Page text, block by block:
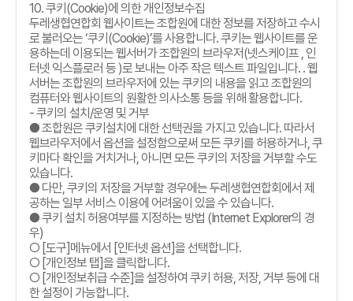
10.쿠키 (Cookie)에 의한 개인정보수집
두레생협연합회 웹사이트는 조합원에 대한 정보를 저장하고 수시
로 불러오는‘쿠키 (Cookie)’를 사용합니다.쿠키는 웹사이트를 운
용하는데 이용되는 웹서버가 조합원의 브라우저(넷스케이프 , 인
터넷 익스플로러 등 )로 보내는 아주 작은 텍스트 파일입니다. .웹
서버는 조합원의 브라우저에 있는 쿠키의 내용을 읽고 조합원의
컴퓨터와 웹사이트의 원활한 의사소통 등을 위해 활용합니다.
-쿠키의 설치 /운영 및 거부
● 조합원은 쿠키설치에 대한 선택권을 가지고 있습니다. 따라서
웹브라우저에서 옵션을 설정함으로써 모든 쿠키를 허용하거나,쿠
키마다 확인을 거치거나, 아니면 모든 쿠키의 저장을 거부할 수도
있습니다.
● 다만,쿠키의 저장을 거부할 경우에는 두레생협연합회에서 제
공하는 일부 서비스 이용에 어려움이 있을 수 있습니다.
● 쿠키 설치 허용여부를 지정하는 방법 (Internet Explorer의 경
우)
○ [도구]메뉴에서 [인터넷 옵션]을 선택합니다.
○ [개인정보 탭]을 클릭합니다.
○ [개인정보취급 수준]을 설정하여 쿠키 허용,저장,거부 등에 대
한 설정이 가능합니다.